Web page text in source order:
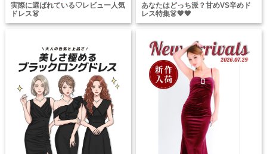
実際に選ばれている♡レビュー人気
ドレス👗
あなたはどっち派？甘めVS辛めド
レス特集👗💖🖤